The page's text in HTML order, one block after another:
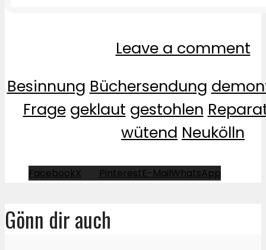
Leave a comment
Besinnung Büchersendung
Frage geklaut gestohlen
wütend Neukölln
FacebookX PinterestE-MailWhatsApp
Gönn dir auch